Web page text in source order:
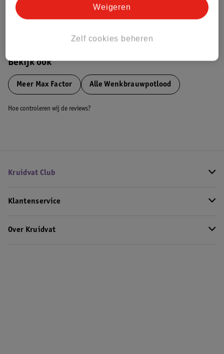
Bekijk ook
Meer Max Factor Alle Wenkbrauwpotlood
Hoe controleren wij de reviews?
Kruidvat Club
Klantenservice
Over Kruidvat
Zelf cookies beheren
Weigeren